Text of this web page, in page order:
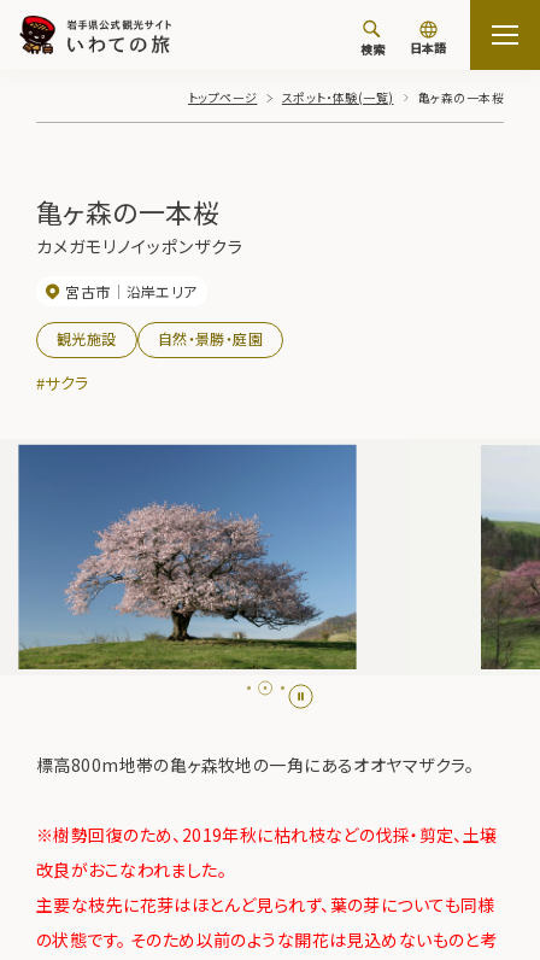
検索 日本語
トップページ スポット・体験(一覧) 亀ヶ森の一本桜
亀ヶ森の一本桜
カメガモリノイッポンザクラ
宮古市 沿岸エリア
観光施設 自然・景勝・庭園
#サクラ
標高800m地帯の亀ヶ森牧地の一角にあるオオヤマザクラ。
※樹勢回復のため、2019年秋に枯れ枝などの伐採・剪定、土壌
改良がおこなわれました。
主要な枝先に花芽はほとんど見られず、葉の芽についても同様
の状態です。 そのため以前のような開花は見込めないものと考